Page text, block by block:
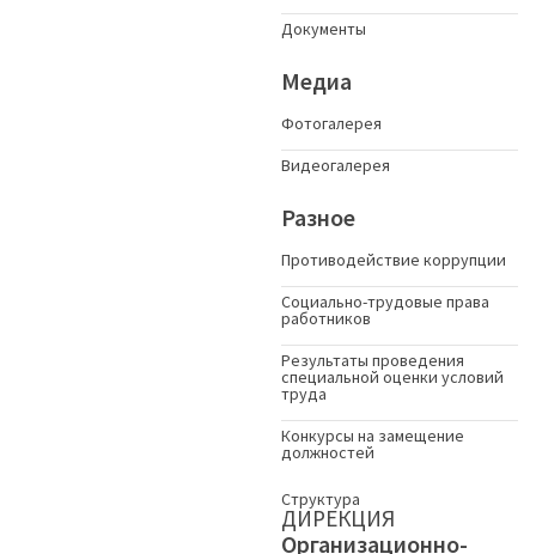
Документы
Медиа
Фотогалерея
Видеогалерея
Разное
Противодействие коррупции
Социально-трудовые права
работников
Результаты проведения
специальной оценки условий
труда
Конкурсы на замещение
должностей
Структура
ДИРЕКЦИЯ
Организационно-